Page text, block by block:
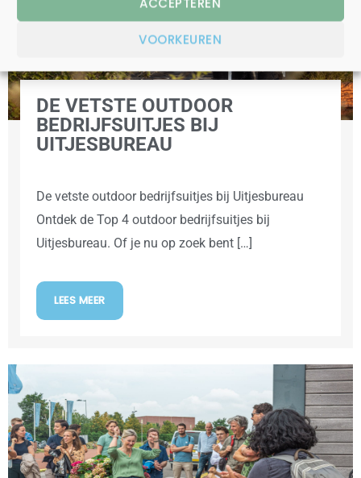
VOORKEUREN
DE VETSTE OUTDOOR
BEDRIJFSUITJES BIJ
UITJESBUREAU
De vetste outdoor bedrijfsuitjes bij Uitjesbureau
Ontdek de Top 4 outdoor bedrijfsuitjes bij
Uitjesbureau. Of je nu op zoek bent […]
LEES MEER